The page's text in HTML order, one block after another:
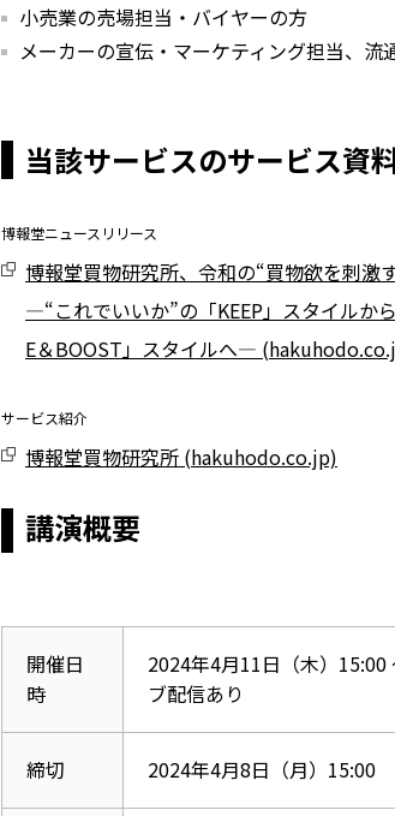
小売業の売場担当・バイヤーの方
メーカーの宣伝・ マーケティング担当、流
当該サービスのサービス資
博報堂ニュースリリース
博報堂買物研究所、令和の“買物欲を刺激
―“これでいいか”の「KEEP」スタイルか
E＆BOOST」スタイルへ―
サービス紹介
博報堂買物研究所 (hakuhodo.co.jp)
講演概要
開催日
時
2024年4月11日（木）15:00
ブ配信あり
締切 2024年4月8日（月）15:00